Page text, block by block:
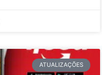
ATUALIZAÇÕES